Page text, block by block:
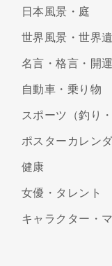
日本風景・庭
世界風景・世界
名言・格言・開運
自動車・乗り物
スポーツ（釣り
ポスターカレン
健康
女優・タレント
キャラクター・